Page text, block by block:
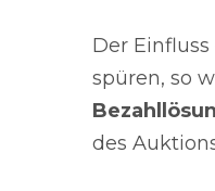
Der
spüren, so
des